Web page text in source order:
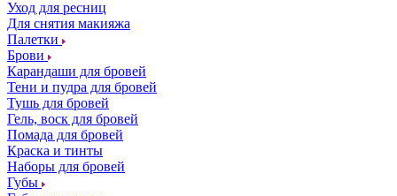
Уход для ресниц
Для снятия макияжа
Палетки
Брови
Карандаши для бровей
Тени и пудра для бровей
Тушь для бровей
Гель, воск для бровей
Помада для бровей
Краска и тинты
Наборы для бровей
Губы